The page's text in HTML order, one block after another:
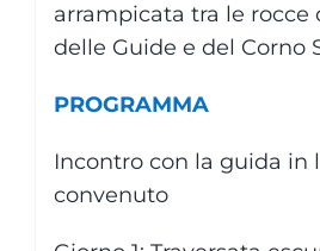
arrampicata tra le rocce
delle Guide e del Corno
PROGRAMMA
Incontro con la guida in
convenuto